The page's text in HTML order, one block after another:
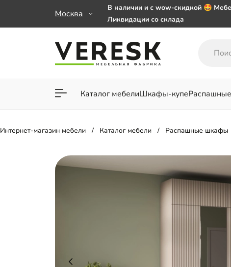
Москва
В наличии и с wow-скидкой 🤩
Ликвидации со склада
заказе от 50 000 ₽
Важно! Наш Whatsapp переехал на
Каталог мебелиШкафы-купе
Для гостиной Для
Интернет-магазин мебели Каталог мебели Распашные шкафы